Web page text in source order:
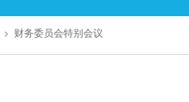
财务委员会特别会议